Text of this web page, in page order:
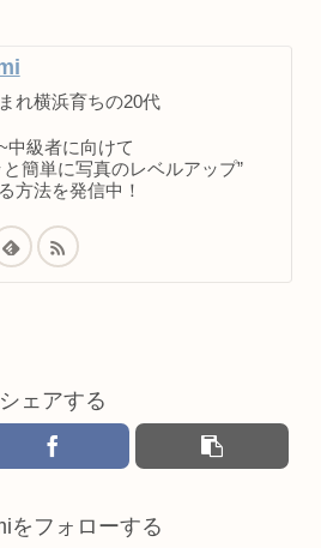
れ横浜育ちの20代
中級者に向けて
と簡単に写真のレベルアップ”
方法を発信中！
シェアする
をフォローする